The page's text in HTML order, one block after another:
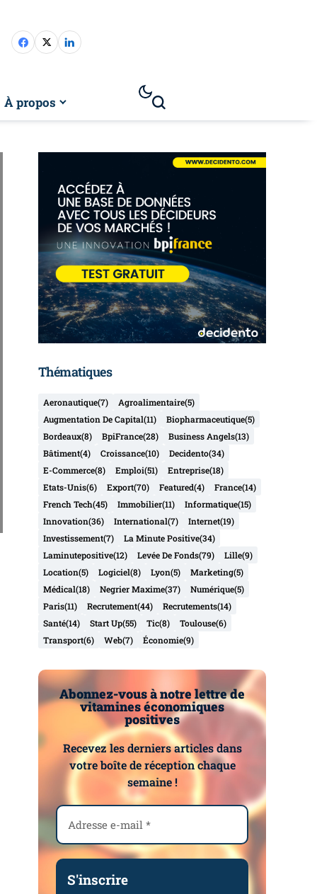
À propos
Thématiques
Aeronautique(7) Agroalimentaire(5)
Augmentation De Capital(11) Biopharmaceutique(5)
Bordeaux(8) BpiFrance(28) Business Angels(13)
Bâtiment(4) Croissance(10) Decidento(34)
E-Commerce(8) Emploi(51) Entreprise(18)
Etats-Unis(6) Export(70) Featured(4) France(14)
French Tech(45) Immobilier(11) Informatique(15)
Innovation(36) International(7) Internet(19)
Investissement(7) La Minute Positive(34)
Laminutepositive(12) Levée De Fonds(79) Lille(9)
Location(5) Logiciel(8) Lyon(5) Marketing(5)
Médical(18) Negrier Maxime(37) Numérique(5)
Paris(11) Recrutement(44) Recrutements(14)
Santé(14) Start Up(55) Tic(8) Toulouse(6)
Transport(6) Web(7) Économie(9)
Abonnez-vous à notre lettre de
vitamines économiques
positives
Recevez les derniers articles dans
votre boîte de réception chaque
semaine !